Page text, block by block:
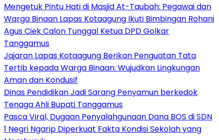
Mengetuk Pintu Hati di Masjid At-Taubah: Pegawai dan
Warga Binaan Lapas Kotaagung Ikuti Bimbingan Rohani
Agus Ciek Calon Tunggal Ketua DPD Golkar
Tanggamus
Jajaran Lapas Kotaagung Berikan Penguatan Tata
Tertib kepada Warga Binaan: Wujudkan Lingkungan
Aman dan Kondusif
Dinas Pendidikan Jadi Sarang Penyamun berkedok
Tenaga Ahli Bupati Tanggamus
Pasca Viral, Dugaan Penyalahgunaan Dana BOS di SDN
1 Negri Ngarip Diperkuat Fakta Kondisi Sekolah yang